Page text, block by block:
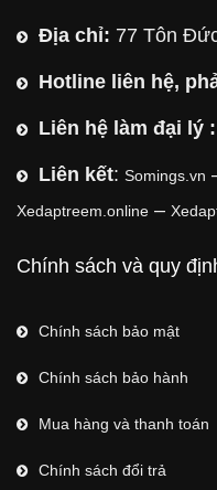
Địa chỉ: 77 Tôn
Hotline liên hệ,
Liên hệ làm đại lý :
Liên kết: Somings.vn
Xedaptreem.online –
Chính sách và quy
Chính sách bảo mật
Chính sách bảo hành
Mua hàng và thanh toán
Chính sách đổi trả